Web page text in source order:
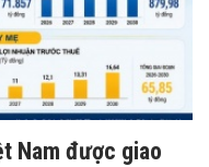
Nam được giao